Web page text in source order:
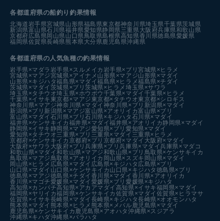
各都道府県の船釣り釣果情報
北海道岩手県宮城県山形県福島県東京都神奈川県埼玉県千葉県茨城県
新潟県富山県石川県福井県愛知県静岡県三重県大阪府兵庫県和歌山県
京都府広島県岡山県山口県鳥取県島根県高知県香川県徳島県愛媛県
福岡県佐賀県長崎県熊本県大分県鹿児島県沖縄県
各都道府県の人気魚種の釣果情報
岩手県×マダラ 岩手県×スルメイカ 岩手県×ブリ宮城県×ヒラメ
宮城県×マアジ宮城県×アイナメ 山形県×マアジ山形県×マダイ
山形県×キジハタ福島県×マダイ福島県×ヒラメ福島県×チダイ
茨城県×マダイ 茨城県×ブリ茨城県×ヒラメ埼玉県×サワラ
埼玉県×タチウオ埼玉県×ホウボウ 千葉県×マダイ 千葉県×ヒラメ
千葉県×イサキ 東京都×マアジ 東京都×タチウオ東京都×シロギス
神奈川県×マアジ神奈川県×マダイ 神奈川県×ブリ 新潟県×マダイ
新潟県×ブリ 新潟県×マアジ富山県×アオリイカ富山県×ブリ
富山県×マダイ 石川県×ブリ石川県×キジハタ 石川県×マダイ
福井県×ケンサキイカ 福井県×マダイ福井県×アオリイカ静岡県×マダイ
静岡県×イサキ静岡県×マアジ愛知県×ブリ愛知県×マダイ
愛知県×タチウオ三重県×ブリ 三重県×マダイ 三重県×ヒラメ
京都府×ケンサキイカ 京都府×ブリ 京都府×マダイ 大阪府×マダイ
大阪府×サワラ 大阪府×ブリ兵庫県×ブリ兵庫県×マダイ兵庫県×マダコ
和歌山県×マダイ和歌山県×マアジ和歌山県×ブリ 鳥取県×ケンサキイカ
鳥取県×マアジ鳥取県×アオリイカ 岡山県×スズキ 岡山県×マダイ
岡山県×ヒラメ 広島県×マダイ 広島県×キジハタ 広島県×ブリ
山口県×マダイ 山口県×ケンサキイカ 山口県×キジハタ 徳島県×ブリ
徳島県×マアジ徳島県×チダイ 香川県×マダイ 香川県×アオリイカ
香川県×マゴチ愛媛県×マダイ 愛媛県×ブリ愛媛県×キジハタ
高知県×カンパチ高知県×アカアマダイ 高知県×イサキ福岡県×マダイ
福岡県×ヤリイカ福岡県×ケンサキイカ 佐賀県×マダイ 佐賀県×ヒラマサ
佐賀県×イサキ長崎県×マダイ 長崎県×キジハタ長崎県×オオモンハタ
熊本県×マダイ 熊本県×ヒラメ 熊本県×メバル鹿児島県×マダイ
鹿児島県×ケンサキイカ 鹿児島県×アオハタ沖縄県×スジアラ
沖縄県×キハダ沖縄県×バラハタ